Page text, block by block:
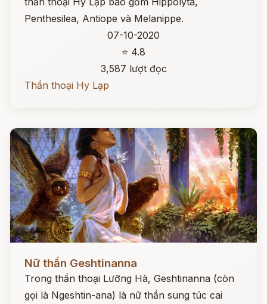
Penthesilea, Antiope và Melanippe.
07-10-2020
⭐ 4.8
3,587 lượt đọc
Thần thoại Hy Lạp
Nữ thần Geshtinanna
Trong thần thoại Lưỡng Hà, Geshtinanna (còn
gọi là Ngeshtin-ana) là nữ thần sung túc cai